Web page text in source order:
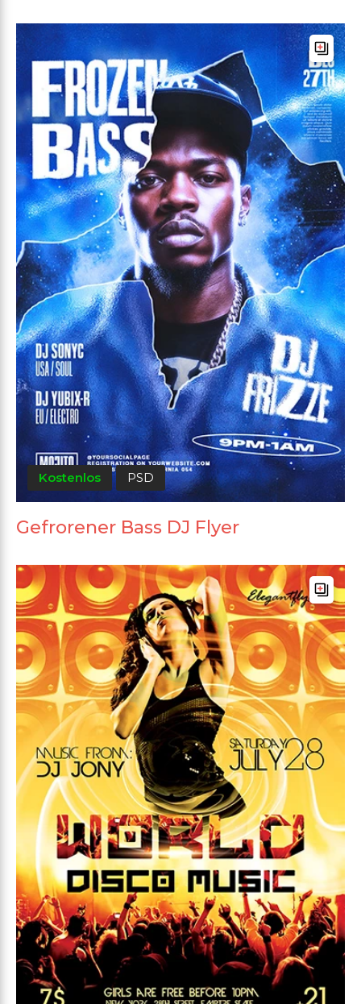
Kostenlos PSD
Gefrorener Bass DJ Flyer